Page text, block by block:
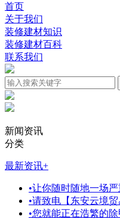
首页
关于我们
装修建材知识
装修建材百科
联系我们
新闻资讯
分类
最新资讯+
•让你随时随地一场
•请致电【东安云境
•您就能正在浩繁的